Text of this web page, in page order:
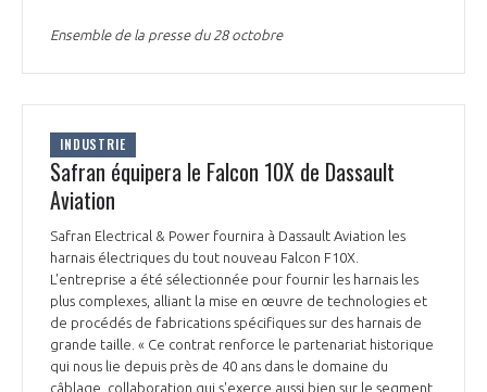
Ensemble de la presse du 28 octobre
INDUSTRIE
Safran équipera le Falcon 10X de Dassault
Aviation
Safran Electrical & Power fournira à Dassault Aviation les
harnais électriques du tout nouveau Falcon F10X.
L'entreprise a été sélectionnée pour fournir les harnais les
plus complexes, alliant la mise en œuvre de technologies et
de procédés de fabrications spécifiques sur des harnais de
grande taille. « Ce contrat renforce le partenariat historique
qui nous lie depuis près de 40 ans dans le domaine du
câblage, collaboration qui s'exerce aussi bien sur le segment